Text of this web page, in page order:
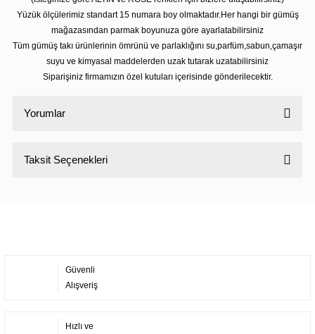
Yüzük ölçülerimiz standart 15 numara boy olmaktadır.Her hangi bir gümüş
mağazasından parmak boyunuza göre ayarlatabilirsiniz
Tüm gümüş takı ürünlerinin ömrünü ve parlaklığını su,parfüm,sabun,çamaşır
suyu ve kimyasal maddelerden uzak tutarak uzatabilirsiniz
Siparişiniz firmamızın özel kutuları içerisinde gönderilecektir.
Yorumlar
Taksit Seçenekleri
Güvenli
Alışveriş
Hızlı ve